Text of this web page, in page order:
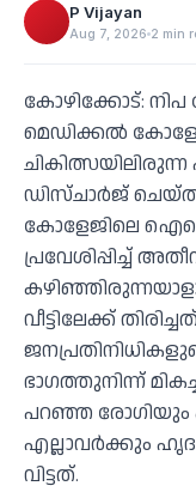
P Vijayan
Aug 7, 2026 2 min
കോഴിക്കോട്: നിപ
മെഡിക്കല്‍
ഡിസ്ചാര്‍ജ്
കോളേജിലെ
പ്രവേശിപ്പിച്ച്
വീട്ടിലേക്ക്
ഭാഗത്തുനിന്ന്
പറഞ്ഞ
എല്ലാവര്‍ക്കും
വിട്ടത്.